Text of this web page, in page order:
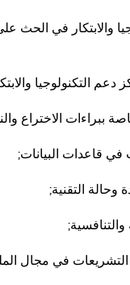
والابتكار في الحث
التكنولوجيا
ببراءات الاختراع
قاعدات البيانات;
التقنية;
في مجال